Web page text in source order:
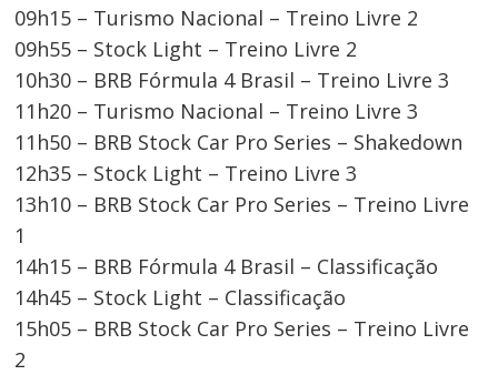
09h15 – Turismo Nacional – Treino Livre 2
09h55 – Stock Light – Treino Livre 2
10h30 – BRB Fórmula 4 Brasil – Treino Livre 3
11h20 – Turismo Nacional – Treino Livre 3
11h50 – BRB Stock Car Pro Series – Shakedown
12h35 – Stock Light – Treino Livre 3
13h10 – BRB Stock Car Pro Series – Treino Livre
1
14h15 – BRB Fórmula 4 Brasil – Classificação
14h45 – Stock Light – Classificação
15h05 – BRB Stock Car Pro Series – Treino Livre
2